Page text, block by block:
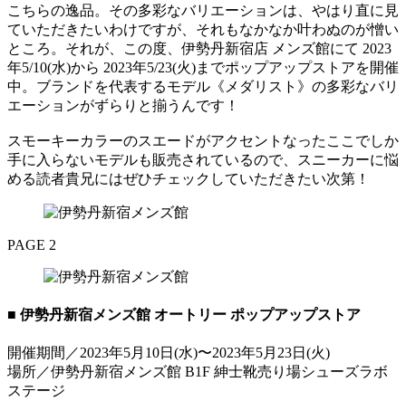
こちらの逸品。その多彩なバリエーションは、やはり直に見
ていただきたいわけですが、それもなかなか叶わぬのが憎い
ところ。それが、この度、伊勢丹新宿店 メンズ館にて 2023
年5/10(水)から 2023年5/23(火)までポップアップストアを開催
中。ブランドを代表するモデル《メダリスト》の多彩なバリ
エーションがずらりと揃うんです！
スモーキーカラーのスエードがアクセントなったここでしか
手に入らないモデルも販売されているので、スニーカーに悩
める読者貴兄にはぜひチェックしていただきたい次第！
PAGE 2
■ 伊勢丹新宿メンズ館 オートリー ポップアップストア
開催期間／2023年5月10日(水)〜2023年5月23日(火)
場所／伊勢丹新宿メンズ館 B1F 紳士靴売り場シューズラボ
ステージ